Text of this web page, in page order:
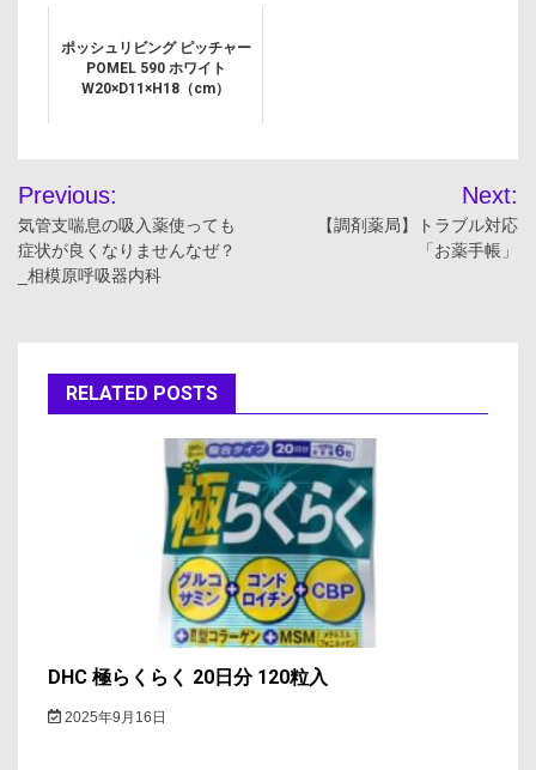
ポッシュリビング ピッチャー
POMEL 590 ホワイト
W20×D11×H18（cm）
投
稿
ナ
ゲ
ー
Previous:
気管支喘息の吸入薬使っても
症状が良くなりませんなぜ？
_相模原呼吸器内科
Next:
【調剤薬局】トラブル対応
「お薬手帳」
RELATED POSTS
DHC 極らくらく 20日分 120粒入
2025年9月16日